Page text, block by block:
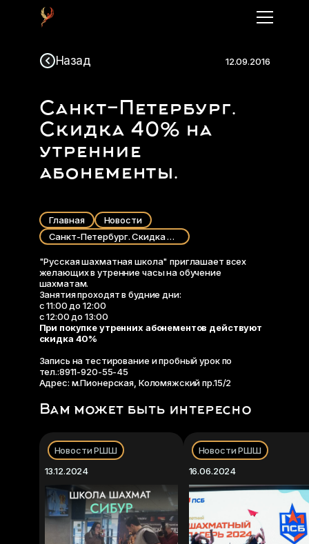
Назад 12.09.2016
Санкт-Петербург.
Скидка 40% на
утренние
абонементы.
Главная
Новости
Санкт-Петербург. Скидка 40% на утренние абонементы.
"Русская шахматная школа" приглашает всех
желающих в утренние часы на обучение
шахматам.
Занятия проходят в будние дни:
с 11:00 до 12:00
с 12:00 до 13:00
При покупке утренних абонементов действуют
скидка 40%
Запись на тестирование и пробный урок по
тел.:8911-920-55-45
Адрес: м.Пионерская, Коломяжский пр.15/2
Вам может быть интересно
Новости РШШ
13.12.2024
Новости РШШ
16.06.2024